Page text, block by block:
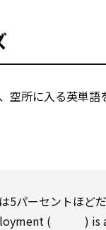
空所に入る英単語
5パーセントほどだ
( ) is